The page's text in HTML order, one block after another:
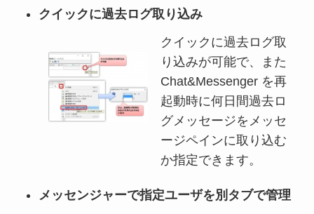
クイックに過去ログ取り込み
クイックに過去ログ取
り込みが可能で、また
Chat&Messenger を再
起動時に何日間過去ロ
グメッセージをメッセ
ージペインに取り込む
か指定できます。
メッセンジャーで指定ユーザを別タブで管理